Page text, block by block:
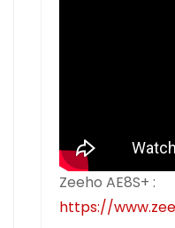
Zeeho AE8S+ :
https://